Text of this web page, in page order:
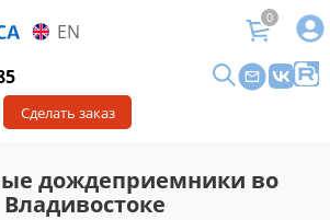
EN
0
Сделать заказ
дождеприемники во
Владивостоке